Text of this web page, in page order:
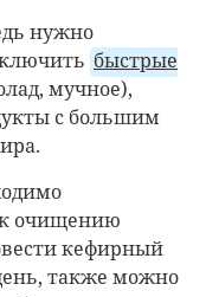
нужно
быстрые
мучное),
с большим
к очищению
кефирный
также можно